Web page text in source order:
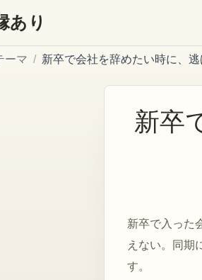
あり
ーマ / 新卒で会社を辞めたい時に、
新卒
新卒で入った
えない。同期
す。